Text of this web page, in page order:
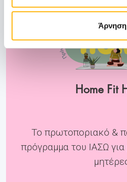
Άρνηση
Home Fit
Το πρωτοποριακό &
πρόγραμμα του ΙΑΣΩ